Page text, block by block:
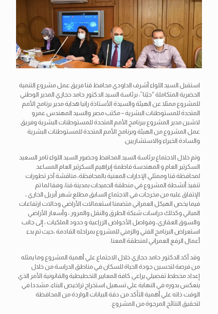
استقبل السيد اللواء أشرف الداودي محافظ قنا فريق عمل مشروع التنمية
الحضرية المتكاملة “حيّنا”، برئاسة السيد الدكتور حامد حجازي المدير الوطني
للمشروع ممثلا عن الهيئة والسيدة الأستاذة رانيا هداية مدير برنامج الأمم
المتحدة للمستوطنات البشرية – مكتب مصر والسيد المهندس عمرو
لاشين مدير المشروع ببرنامج الأمم المتحدة للمستوطنات البشرية وفريق
عمل المشروع من الهيئة وبرنامج الأمم المتحدةللمستوطنات البشرية
والسادة الخبراء والاستشاريين.
وتم خلال الاجتماع برئاسة السيد المحافظ وحضور السيد اللواء تامر السعيد
السكرتير العام و المهندسة فاطمة إبراهيم السكرتير العام المساعد
لمحافظة قنا وممثلي الإدارات المعنية بالمحافظة، مناقشة آخر تطورات
تنفيذ أنشطة المشروع في منطقة الحميدات بمدينة قنا، وفقا لما تم
الإتفاق عليه من مخرجات في الاجتماع السابق مطلع شهر أبريل الجاري ،
فيما يخص الهيكل العمراني متضمنا استعمالات الأراضي وحالات ارتفاعات
المباني وكذلك دراسات شبكة الطرق والنقل والمرور ، وأسعار الأراضي
والسوق العقاري، وفواصل الأحواض الزراعية و حدود الملكيات ، إلى جانب
استعراض البرنامج الفني والزمني للمشروع بمراحله القادمة ،حيث تم بدء
أعمال الرفع العمراني لمنطقة المعنا.
وقد أكد الدكتور حامد حجازي خلال الاجتماع علي أهمية المشروع وما يمثله
من فرصة لتحسين جودة الحياة للسكان في مناطق الدراسة من خلال
إعداد مخطط تفصيلي يراعي كافة المعايير التخطيطية والقانونية الأمر الذي
ينعكس بدوره في النهاية علي تسهيل استخراج تراخيص البناء، مشددا في
الوقت ذاته علي أهمية التأكد من دقة البيانات الواردة من المحافظة
لتحقيق النتائج المرجوة من المشروع.